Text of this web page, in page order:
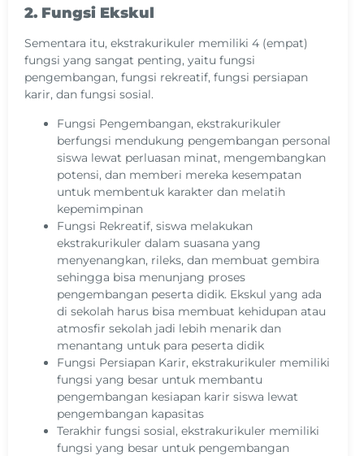
2. Fungsi Ekskul
Sementara itu, ekstrakurikuler memiliki 4 (empat)
fungsi yang sangat penting, yaitu fungsi
pengembangan, fungsi rekreatif, fungsi persiapan
karir, dan fungsi sosial.
Fungsi Pengembangan, ekstrakurikuler
berfungsi mendukung pengembangan personal
siswa lewat perluasan minat, mengembangkan
potensi, dan memberi mereka kesempatan
untuk membentuk karakter dan melatih
kepemimpinan
Fungsi Rekreatif, siswa melakukan
ekstrakurikuler dalam suasana yang
menyenangkan, rileks, dan membuat gembira
sehingga bisa menunjang proses
pengembangan peserta didik. Ekskul yang ada
di sekolah harus bisa membuat kehidupan atau
atmosfir sekolah jadi lebih menarik dan
menantang untuk para peserta didik
Fungsi Persiapan Karir, ekstrakurikuler memiliki
fungsi yang besar untuk membantu
pengembangan kesiapan karir siswa lewat
pengembangan kapasitas
Terakhir fungsi sosial, ekstrakurikuler memiliki
fungsi yang besar untuk pengembangan